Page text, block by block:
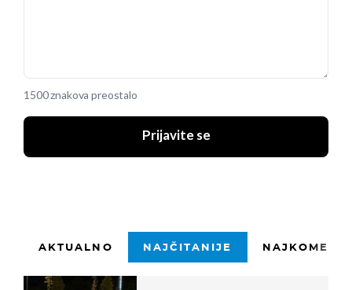
1500 znakova preostalo
Prijavite se
AKTUALNO NAJČITANIJE